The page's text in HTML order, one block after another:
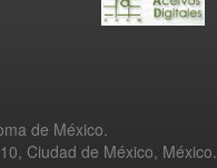
de México.
Ciudad de México, México.